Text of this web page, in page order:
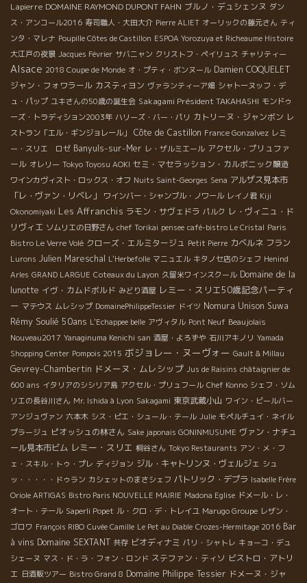
Lapierre DOMAINE RAYMOND DUPONT FAHN ブルノ・デュシェンヌ ダン
ス・アンコール2016 寿司職人・大田大介 Pierre ALIET オーリックの藤元さん ティ
ンタ・マレナ Poupille Côtes de Castillon ESPOA Yorozuya et Richeaume Histoire
大江戸の夜景 Jacques Février サバニャン クリストフ・ペイリュス チャリティー
Alsace 2018 Coupe de Monde オ・プティ・ボンヌール Damien COQUELET
ジャン・フォワラール カスティヨン ヴァランティーア畑 シャトーヌッフ・デ
ュ・パップ ユキさんの50歳の誕生会 Sakagami Président TAKAHASHI モンドゥ
ーズ・トラディション2003年 ハリーズ・バー・パリ カトリーヌ・ジャンボン レ
ストラン「エル・ギンジョレール」
Côte de Castillon France Gonzalvez レミ
ー・スリエ ロゼ Banyuls-sur-Mer レ・ザルミエール アクセル・プリュファ
ール オレリー Tokyo Toyosu AOKI セミ・マセラッション・カルボニック醸造
ワインカヴィスト・ロックス・オフ Nuits Saint-Georges Sena アルザス見本市
「レ・ヴァン・リベレ」
ワインバー・シャンブル・ノワール レイノ君 Kiji
Okonomiyaki Les Affranchis ラモン・サヴェドラ パルク レ・ヴィニュ・ド
リヴィエ ソムリエの日野さん chef Torikai pensee café-bistro Le Cristal Paris
Bistro Le Verre Volé クローズ・エルミタージュ Petit Pierre カベルネ フラン
Lurons Julien Mareschal L'Herbefolle マニュエル キタノセ店のシェフ Henind
Arles GRAND LARGUE Coteaux du Layon 久留米ワインスクール Domaine de la
lunotte イヴ・カムドボルド みどり酒屋 レミー・スリエ50歳記念パーティ
ー マテウス ムレシップ DomainePhilippeTessier ドイツ Nomura Unison Suwa
Rémy Soulié 50ans L'Echappee belle アヴィタル Pont Neuf Beaujolais
Nouveau2017 Yanaginuma Kenichi san 酒屋・よろずや 石川アキノリ Yamada
Shopping Center Pompois 2015 ボジョレー・ヌーヴォー Gault & Millau
Gevrey-Chambertin ドメーヌ・ムレシップ Jus de Raisins châtaignier de
600 ans イタリアのシシリア島 アクセル・プリュフール Chef Konno シェフ・ソム
リエの長谷川さん Mr. Ishida à Lyon Sakagami 東京武蔵小山 ワイン・ビールバー
アンジュヴァン 六本木 シス・ピエ・シュール・テール Julie モペルチュイ・ネイル
プラージュ ピオッシュの林さん Sake japonais GONINMUSUME ヴァン・ナチュ
ール見本市ビム レミー・スリエ 桐谷さん Tokyo Restaurants アン・メ・フ
ェ・スキル・トゥ・プレ ディジョン ジル・キャトリンヌ・ヴェルジェ シュ
ッ・・・・・ドゥラン カシェットのまさシェフ パトリック・デプラ Isabelle Frère
Oriole ARTIGAS Bistro Paris NOUVELLE MAIRIE Madona Eglise ドメール・レ・
オート・テール Saperli Popet ル・クロ・デ・トレイユ Marugo Groupe レザン・
ゴロワ François RIBO Cuvée Camille Le Pet au Diable Crozes-Hermitage 2016 Bar
à vins Domaine SEXTANT 共存 ビオディナミ パリ・シャトレ キョーコ・デュ
シェーヌ マス・ド・ラ・フォン・ロンド ステファン・ティソ ビストロ・アトリ
エ 日酒販ツアー Bistro Grand 8 Domaine Philippe Tessier ドメーヌ・ジャ